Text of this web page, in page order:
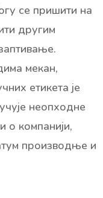
се пришити на
другим
мекан,
етикета је
неопходне
о компанији,
производње и